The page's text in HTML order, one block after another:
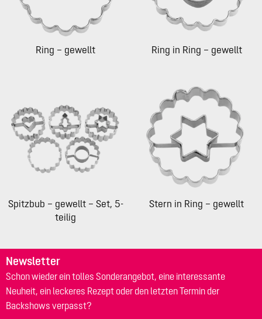
Ring – gewellt Ring in Ring – gewellt
Spitzbub – gewellt – Set, 5-
teilig
Stern in Ring – gewellt
Newsletter
Schon wieder ein tolles Sonderangebot, eine interessante
Neuheit, ein leckeres Rezept oder den letzten Termin der
Backshows verpasst?